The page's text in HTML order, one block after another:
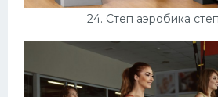
24. Степ аэробика